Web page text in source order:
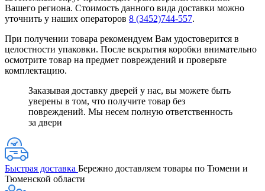
Вашего региона. Стоимость данного вида доставки можно
уточнить у наших операторов 8 (3452)744-557.
При получении товара рекомендуем Вам удостоверится в
целостности упаковки. После вскрытия коробки внимательно
осмотрите товар на предмет повреждений и проверьте
комплектацию.
Заказывая доставку дверей у нас, вы можете быть
уверены в том, что получите товар без
повреждений. Мы несем полную ответственность
за двери
Быстрая доставка Бережно доставляем товары по Тюмени и
Тюменской области